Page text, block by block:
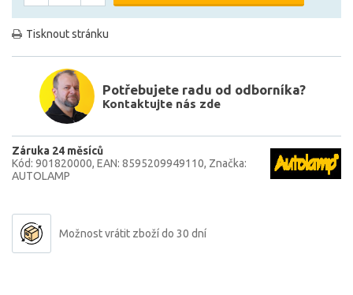
Tisknout stránku
Potřebujete radu od odborníka?
Kontaktujte nás zde
Záruka 24 měsíců
Kód: 901820000 EAN: 8595209949110 Značka:
AUTOLAMP
Možnost vrátit zboží do 30 dní